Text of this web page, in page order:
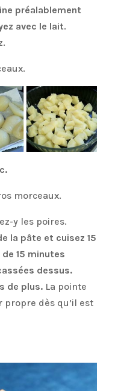
préalablement
avec le lait.
morceaux.
y les poires.
la pâte et cuisez 15
15 minutes
dessus.
de plus.La pointe
propre dès qu’il est